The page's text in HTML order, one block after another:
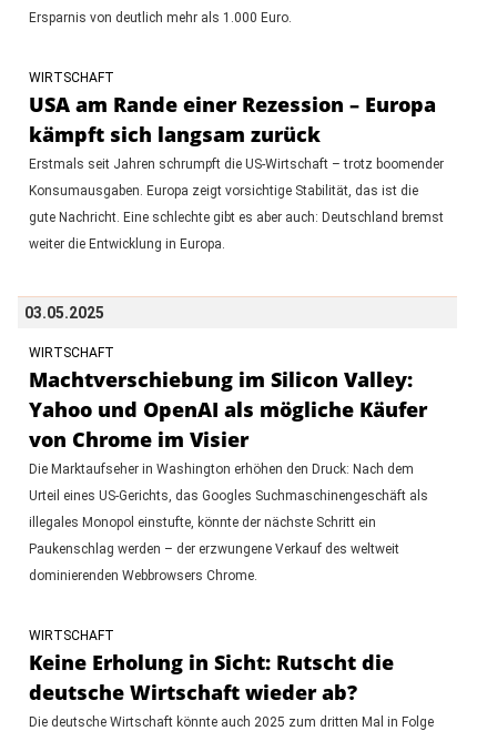
Ersparnis von deutlich mehr als 1.000 Euro.
WIRTSCHAFT
USA am Rande einer Rezession – Europa
kämpft sich langsam zurück
Erstmals seit Jahren schrumpft die US-Wirtschaft – trotz boomender
Konsumausgaben. Europa zeigt vorsichtige Stabilität, das ist die
gute Nachricht. Eine schlechte gibt es aber auch: Deutschland bremst
weiter die Entwicklung in Europa.
03.05.2025
WIRTSCHAFT
Machtverschiebung im Silicon Valley:
Yahoo und OpenAI als mögliche Käufer
von Chrome im Visier
Die Marktaufseher in Washington erhöhen den Druck: Nach dem
Urteil eines US-Gerichts, das Googles Suchmaschinengeschäft als
illegales Monopol einstufte, könnte der nächste Schritt ein
Paukenschlag werden – der erzwungene Verkauf des weltweit
dominierenden Webbrowsers Chrome.
WIRTSCHAFT
Keine Erholung in Sicht: Rutscht die
deutsche Wirtschaft wieder ab?
Die deutsche Wirtschaft könnte auch 2025 zum dritten Mal in Folge